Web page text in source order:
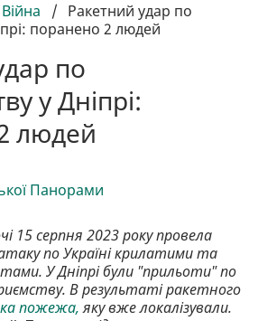
Війна / Ракетний удар по
поранено 2 людей
по
у Дніпрі:
людей
Панорами
15 серпня 2023 року провела
по Україні крилатими та
У Дніпрі були "прильоти" по
В результаті ракетного
пожежа,яку вже локалізували.